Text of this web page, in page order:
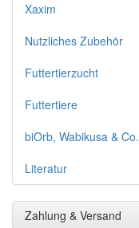
Xaxim
Nutzliches Zubehör
Futtertierzucht
Futtertiere
biOrb, Wabikusa & Co.
Literatur
Zahlung & Versand